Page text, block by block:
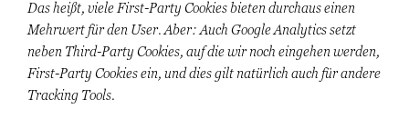
Das heißt, viele First-Party Cookies bieten durchaus einen
Mehrwert für den User. Aber: Auch Google Analytics setzt
neben Third-Party Cookies, auf die wir noch eingehen werden,
First-Party Cookies ein, und dies gilt natürlich auch für andere
Tracking Tools.